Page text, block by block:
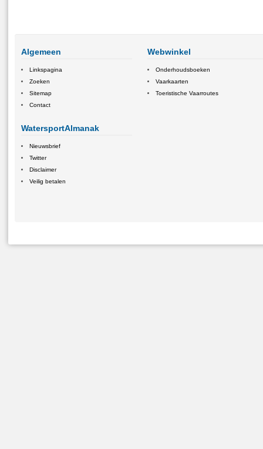
Algemeen
Linkspagina
Zoeken
Sitemap
Contact
WatersportAlmanak
Nieuwsbrief
Twitter
Disclaimer
Veilig betalen
Webwinkel
Onderhoudsboeken
Vaarkaarten
Toeristische Vaarroutes